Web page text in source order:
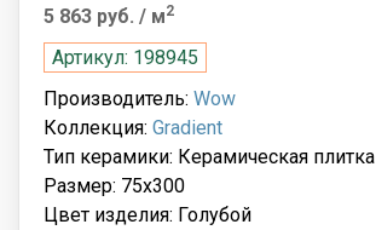
5 863 руб. / м2
Артикул: 198945
Производитель: Wow
Коллекция: Gradient
Тип керамики: Керамическая плитка
Размер: 75x300
Цвет изделия: Голубой